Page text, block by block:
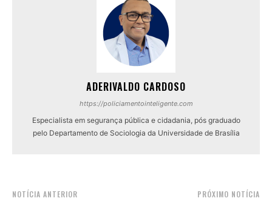
ADERIVALDO CARDOSO
https://policiamentointeligente.com
Especialista em segurança pública e cidadania, pós graduado
pelo Departamento de Sociologia da Universidade de Brasília
NOTÍCIA ANTERIOR PRÓXIMO NOTÍCIA